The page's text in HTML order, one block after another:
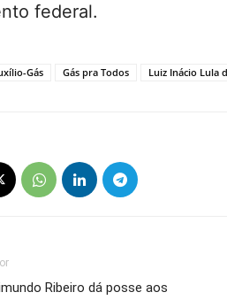
federal.
Gás Gás pra Todos Luiz Inácio Lula
Ribeiro dá posse aos